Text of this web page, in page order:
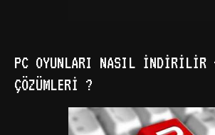
PC OYUNLARI NASIL İNDIRILIR
ÇÖZÜMLERI ?